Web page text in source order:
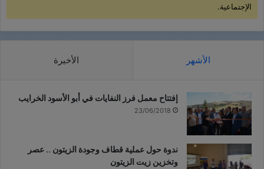
الإجتماعية.
الأشهر الأخيرة
إفتتاح معمل فرز النفايات في أبو الأسود الخرايب
23/06/2018
ندوة حول عملية قطاف وجودة الزيتون .. عصر
وتخزين زيت الزيتون